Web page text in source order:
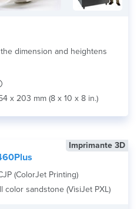
dimension and heightens
x 203 mm (8 x 10 x 8 in.)
Imprimante 3D
(ColorJet Printing)
color sandstone (VisiJet PXL)